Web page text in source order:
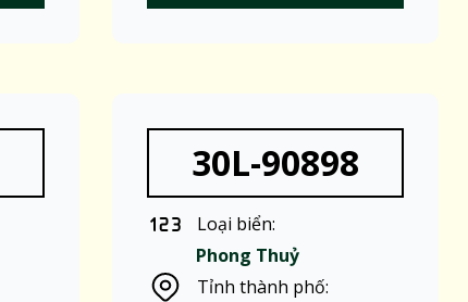
30L-90898
Loại biển:
Phong Thuỷ
Tỉnh thành phố: